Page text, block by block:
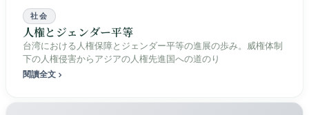
社会
人権とジェンダー平等
台湾における人権保障とジェンダー平等の進展の歩み。威権体制
下の人権侵害からアジアの人権先進国への道のり
閱讀全文